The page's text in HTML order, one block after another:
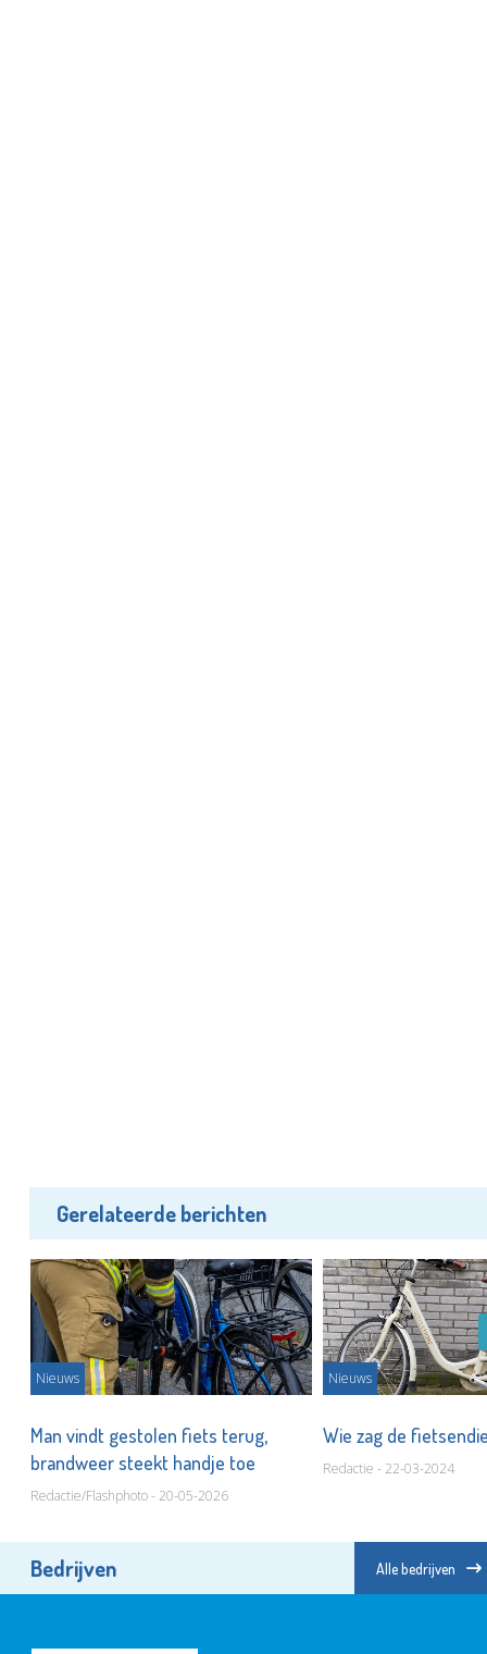
Gerelateerde berichten
Nieuws
Man vindt gestolen fiets terug,
brandweer steekt handje toe
Redactie/Flashphoto - 20-05-2026
Nieuws
Wie zag de
Redactie - 22-03-2024
Bedrijven Alle bedrijven